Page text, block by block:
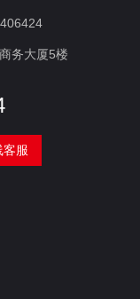
务大厦5楼
服